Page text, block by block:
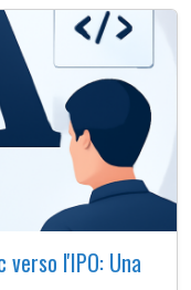
l'IPO: Una